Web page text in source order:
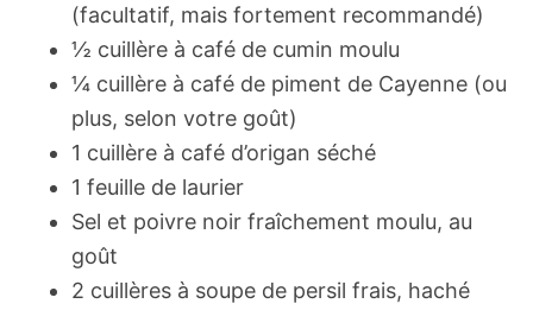
(facultatif, mais fortement recommandé)
½ cuillère à café de cumin moulu
¼ cuillère à café de piment de Cayenne (ou
plus, selon votre goût)
1 cuillère à café d’origan séché
1 feuille de laurier
Sel et poivre noir fraîchement moulu, au
goût
2 cuillères à soupe de persil frais, haché